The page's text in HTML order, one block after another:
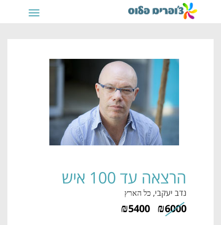
תפריט
הרצאה עד 100 איש
נדב יעקבי, כל הארץ
₪6000
₪5400